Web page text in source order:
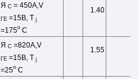
ЯC= 450A,V
ГЕ=15В,Tj
=175o C
1.40
ЯC=820A,V
ГЕ=15В,Tj
=25o C
1.55